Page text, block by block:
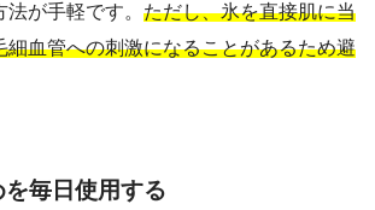
が手軽です。 ただし、氷を直接肌に当
細血管への刺激になることがあるため避
を毎日使用する